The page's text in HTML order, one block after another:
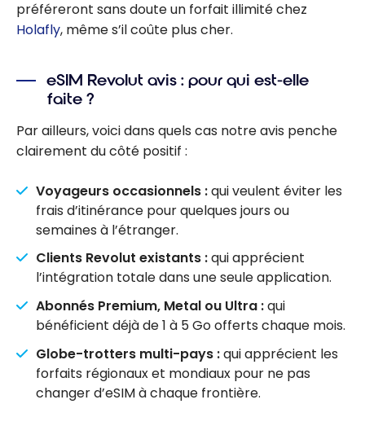
préféreront sans doute un forfait illimité chez
Holafly, même s’il coûte plus cher.
eSIM Revolut avis : pour qui est-elle
faite ?
Par ailleurs, voici dans quels cas notre avis penche
clairement du côté positif :
Voyageurs occasionnels :qui veulent éviter les
frais d’itinérance pour quelques jours ou
semaines à l’étranger.
Clients Revolut existants :qui apprécient
l’intégration totale dans une seule application.
Abonnés Premium, Metal ou Ultra :qui
bénéficient déjà de 1 à 5 Go offerts chaque mois.
Globe-trotters multi-pays :qui apprécient les
forfaits régionaux et mondiaux pour ne pas
changer d’eSIM à chaque frontière.